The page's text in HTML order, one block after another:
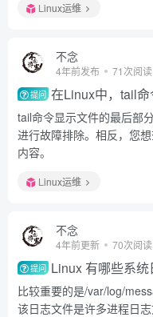
Linux运维
不念
4年前发布 71次阅读
提问 在Linux中，tail
tail命令显示文件的最后部
进行故障排除。相反，您
内容。
Linux运维
不念
4年前更新 70次阅读
提问 Linux 有哪些系统
比较重要的是/var/log/
该日志文件是许多进程日